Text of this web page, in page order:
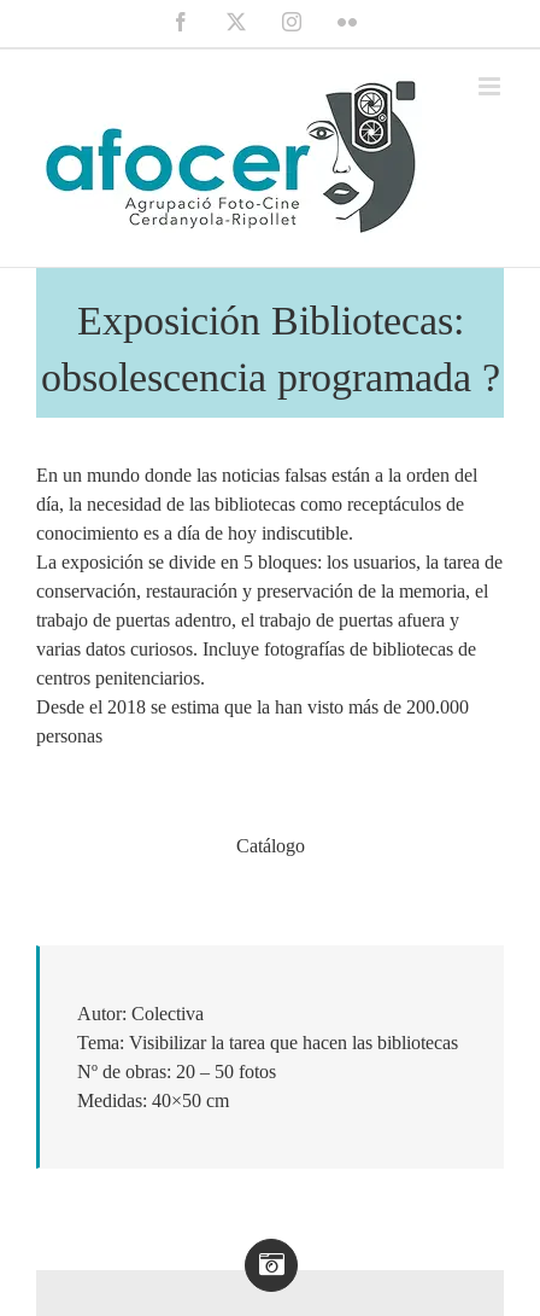
Facebook InstagramFlickr
Exposición Bibliotecas:
obsolescencia programada ?
En un mundo donde las noticias falsas están a la orden del
día, la necesidad de las bibliotecas como receptáculos de
conocimiento es a día de hoy indiscutible.
La exposición se divide en 5 bloques: los usuarios, la tarea de
conservación, restauración y preservación de la memoria, el
trabajo de puertas adentro, el trabajo de puertas afuera y
varias datos curiosos. Incluye fotografías de bibliotecas de
centros penitenciarios.
Desde el 2018 se estima que la han visto más de 200.000
personas
Catálogo
Autor: Colectiva
Tema: Visibilizar la tarea que hacen las bibliotecas
Nº de obras: 20 – 50 fotos
Medidas: 40×50 cm